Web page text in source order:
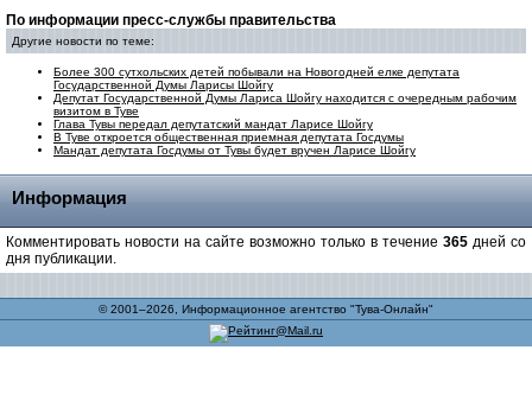
По информации пресс-службы правительства
Другие новости по теме:
Более 300 сутхольских детей побывали на Новогодней елке депутата
Государственной Думы Ларисы Шойгу
Депутат Государственной Думы Лариса Шойгу находится с очередным рабочим
визитом в Туве
Глава Тувы передал депутатский мандат Ларисе Шойгу
В Туве откроется общественная приемная депутата Госдумы
Мандат депутата Госдумы от Тувы будет вручен Ларисе Шойгу
Информация
Комментировать новости на сайте возможно только в течение 365 дней со
дня публикации.
© 2001–2026, Информационное агентство "Тува-Онлайн"